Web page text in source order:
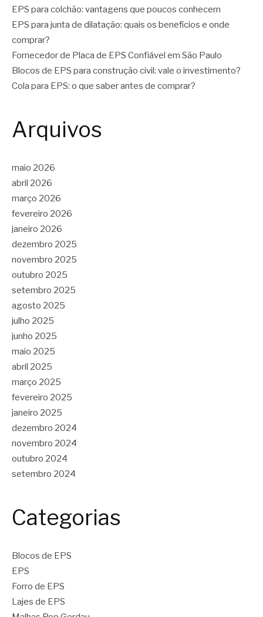
EPS para colchão: vantagens que poucos conhecem
EPS para junta de dilatação: quais os benefícios e onde
comprar?
Fornecedor de Placa de EPS Confiável em São Paulo
Blocos de EPS para construção civil: vale o investimento?
Cola para EPS: o que saber antes de comprar?
Arquivos
maio 2026
abril 2026
março 2026
fevereiro 2026
janeiro 2026
dezembro 2025
novembro 2025
outubro 2025
setembro 2025
agosto 2025
julho 2025
junho 2025
maio 2025
abril 2025
março 2025
fevereiro 2025
janeiro 2025
dezembro 2024
novembro 2024
outubro 2024
setembro 2024
Categorias
Blocos de EPS
EPS
Forro de EPS
Lajes de EPS